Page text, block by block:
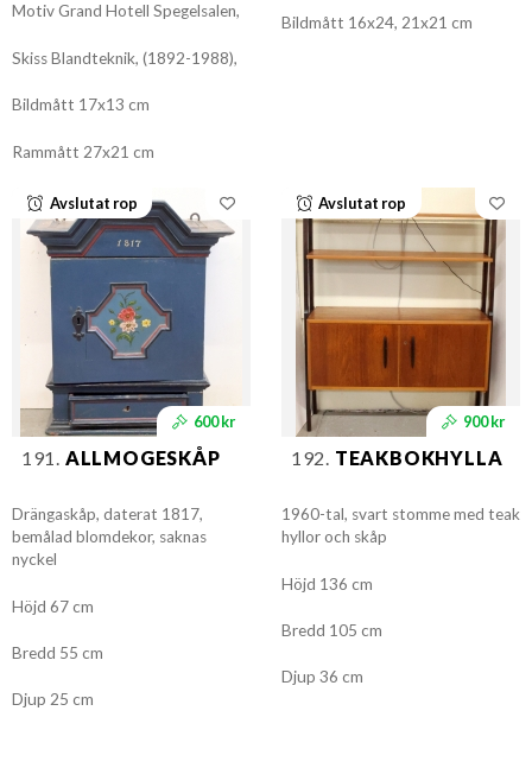
Motiv Grand Hotell Spegelsalen,
Skiss Blandteknik, (1892-1988),
Bildmått 17x13 cm
Rammått 27x21 cm
Bildmått 16x24, 21x21 cm
Avslutat rop
600 kr
191. ALLMOGESKÅP
Drängaskåp, daterat 1817,
bemålad blomdekor, saknas
nyckel
Höjd 67 cm
Bredd 55 cm
Djup 25 cm
Avslutat rop
900 kr
192. TEAKBOKHYLLA
1960-tal, svart stomme med teak
hyllor och skåp
Höjd 136 cm
Bredd 105 cm
Djup 36 cm